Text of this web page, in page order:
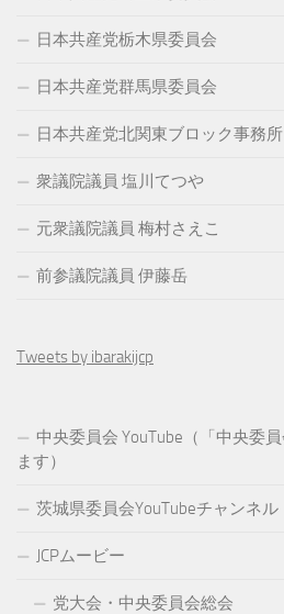
日本共産党栃木県委員会
日本共産党群馬県委員会
日本共産党北関東ブロック事務所
衆議院議員 塩川てつや
元衆議院議員 梅村さえこ
前参議院議員 伊藤岳
Tweets by ibarakijcp
中央委員会 YouTube（「中央委
ます）
茨城県委員会YouTubeチャンネル
JCPムービー
党大会・中央委員会総会